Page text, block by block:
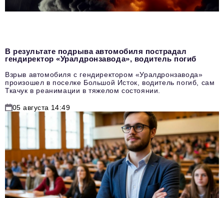
В результате подрыва автомобиля пострадал
гендиректор «Уралдронзавода», водитель погиб
Взрыв автомобиля с гендиректором «Уралдронзавода»
произошел в поселке Большой Исток, водитель погиб, сам
Ткачук в реанимации в тяжелом состоянии.
05 августа 14:49